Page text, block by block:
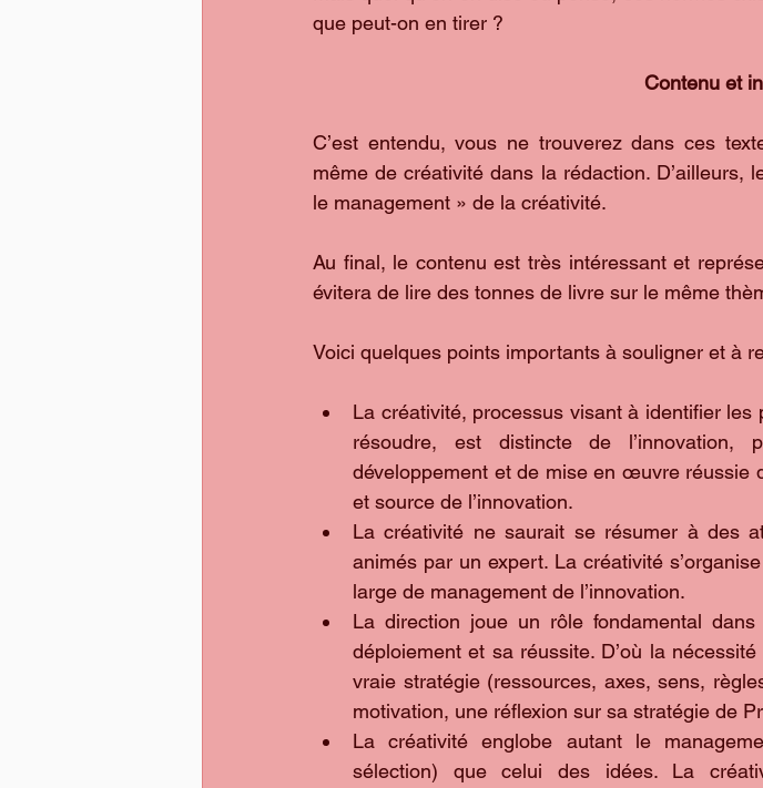
que peut-on en tirer ?
Contenu et
C’est entendu, vous ne trouverez dans ces
même de créativité dans la rédaction. D’ailleurs,
le management » de la créativité.
Au final, le contenu est très intéressant et
évitera de lire des tonnes de livre sur le même
Voici quelques points importants à souligner et à
La créativité, processus visant à identifier
résoudre, est distincte de
développement et de mise en œuvre
et source de l’innovation.
La créativité ne saurait se résumer à des
animés par un expert. La créativité
large de management de l’innovation.
La direction joue un rôle fondamental dans
déploiement et sa réussite. D’où la
vraie stratégie (ressources, axes, sens,
motivation, une réflexion sur sa stratégie de
La créativité englobe autant le
sélection) que celui des idées. La